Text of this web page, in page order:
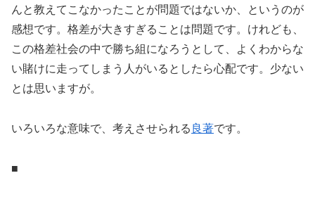
んと教えてこなかったことが問題ではないか、というのが
感想です。格差が大きすぎることは問題です。けれども、
この格差社会の中で勝ち組になろうとして、よくわからな
い賭けに走ってしまう人がいるとしたら心配です。少ない
とは思いますが。
いろいろな意味で、考えさせられる 良著です。
■